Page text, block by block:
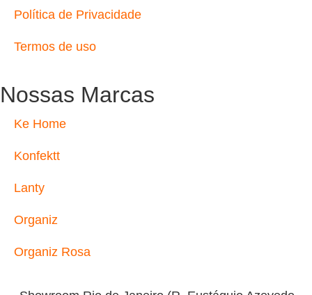
Política de Privacidade
Termos de uso
Nossas Marcas
Ke Home
Konfektt
Lanty
Organiz
Organiz Rosa